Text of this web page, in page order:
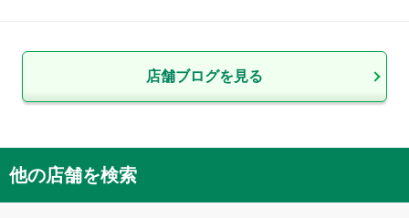
店舗ブログを見る
他の店舗を検索